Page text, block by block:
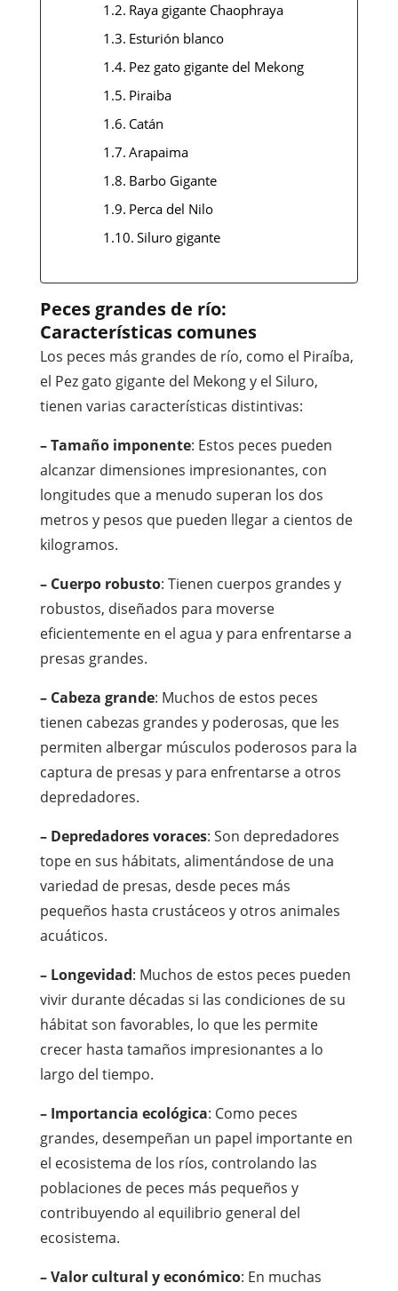
Raya gigante Chaophraya
Esturión blanco
Pez gato gigante del Mekong
Piraiba
Catán
Arapaima
Barbo Gigante
Perca del Nilo
Siluro gigante
Peces grandes de río:
Características comunes
Los peces más grandes de río, como el Piraíba,
el Pez gato gigante del Mekong y el Siluro,
tienen varias características distintivas:
– Tamaño imponente: Estos peces pueden
alcanzar dimensiones impresionantes, con
longitudes que a menudo superan los dos
metros y pesos que pueden llegar a cientos de
kilogramos.
– Cuerpo robusto: Tienen cuerpos grandes y
robustos, diseñados para moverse
eficientemente en el agua y para enfrentarse a
presas grandes.
– Cabeza grande: Muchos de estos peces
tienen cabezas grandes y poderosas, que les
permiten albergar músculos poderosos para la
captura de presas y para enfrentarse a otros
depredadores.
– Depredadores voraces: Son depredadores
tope en sus hábitats, alimentándose de una
variedad de presas, desde peces más
pequeños hasta crustáceos y otros animales
acuáticos.
– Longevidad: Muchos de estos peces pueden
vivir durante décadas si las condiciones de su
hábitat son favorables, lo que les permite
crecer hasta tamaños impresionantes a lo
largo del tiempo.
– Importancia ecológica: Como peces
grandes, desempeñan un papel importante en
el ecosistema de los ríos, controlando las
poblaciones de peces más pequeños y
contribuyendo al equilibrio general del
ecosistema.
– Valor cultural y económico: En muchas